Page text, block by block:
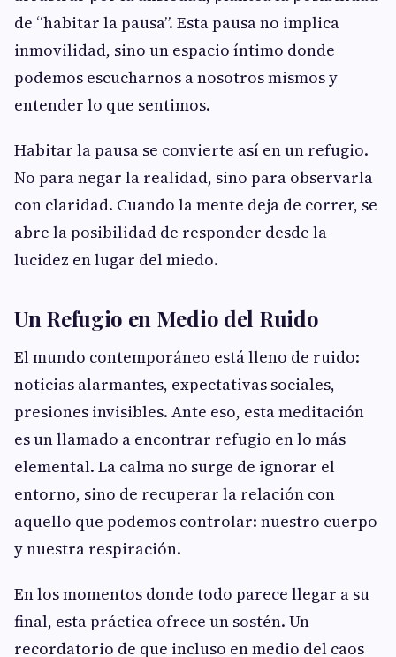
de “habitar la pausa”. Esta pausa no implica
inmovilidad, sino un espacio íntimo donde
podemos escucharnos a nosotros mismos y
entender lo que sentimos.
Habitar la pausa se convierte así en un refugio.
No para negar la realidad, sino para observarla
con claridad. Cuando la mente deja de correr, se
abre la posibilidad de responder desde la
lucidez en lugar del miedo.
Un Refugio en Medio del Ruido
El mundo contemporáneo está lleno de ruido:
noticias alarmantes, expectativas sociales,
presiones invisibles. Ante eso, esta meditación
es un llamado a encontrar refugio en lo más
elemental. La calma no surge de ignorar el
entorno, sino de recuperar la relación con
aquello que podemos controlar: nuestro cuerpo
y nuestra respiración.
En los momentos donde todo parece llegar a su
final, esta práctica ofrece un sostén. Un
recordatorio de que incluso en medio del caos